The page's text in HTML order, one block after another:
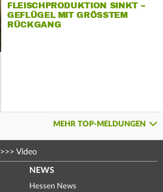
FLEISCHPRODUKTION SINKT –
GEFLÜGEL MIT GRÖSSTEM R
ÜCKGANG
MEHR TOP-MELDUNGEN
>>> Video
NEWS
Hessen News